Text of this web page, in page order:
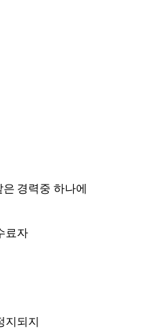
경력중 하나에
료자
지되지